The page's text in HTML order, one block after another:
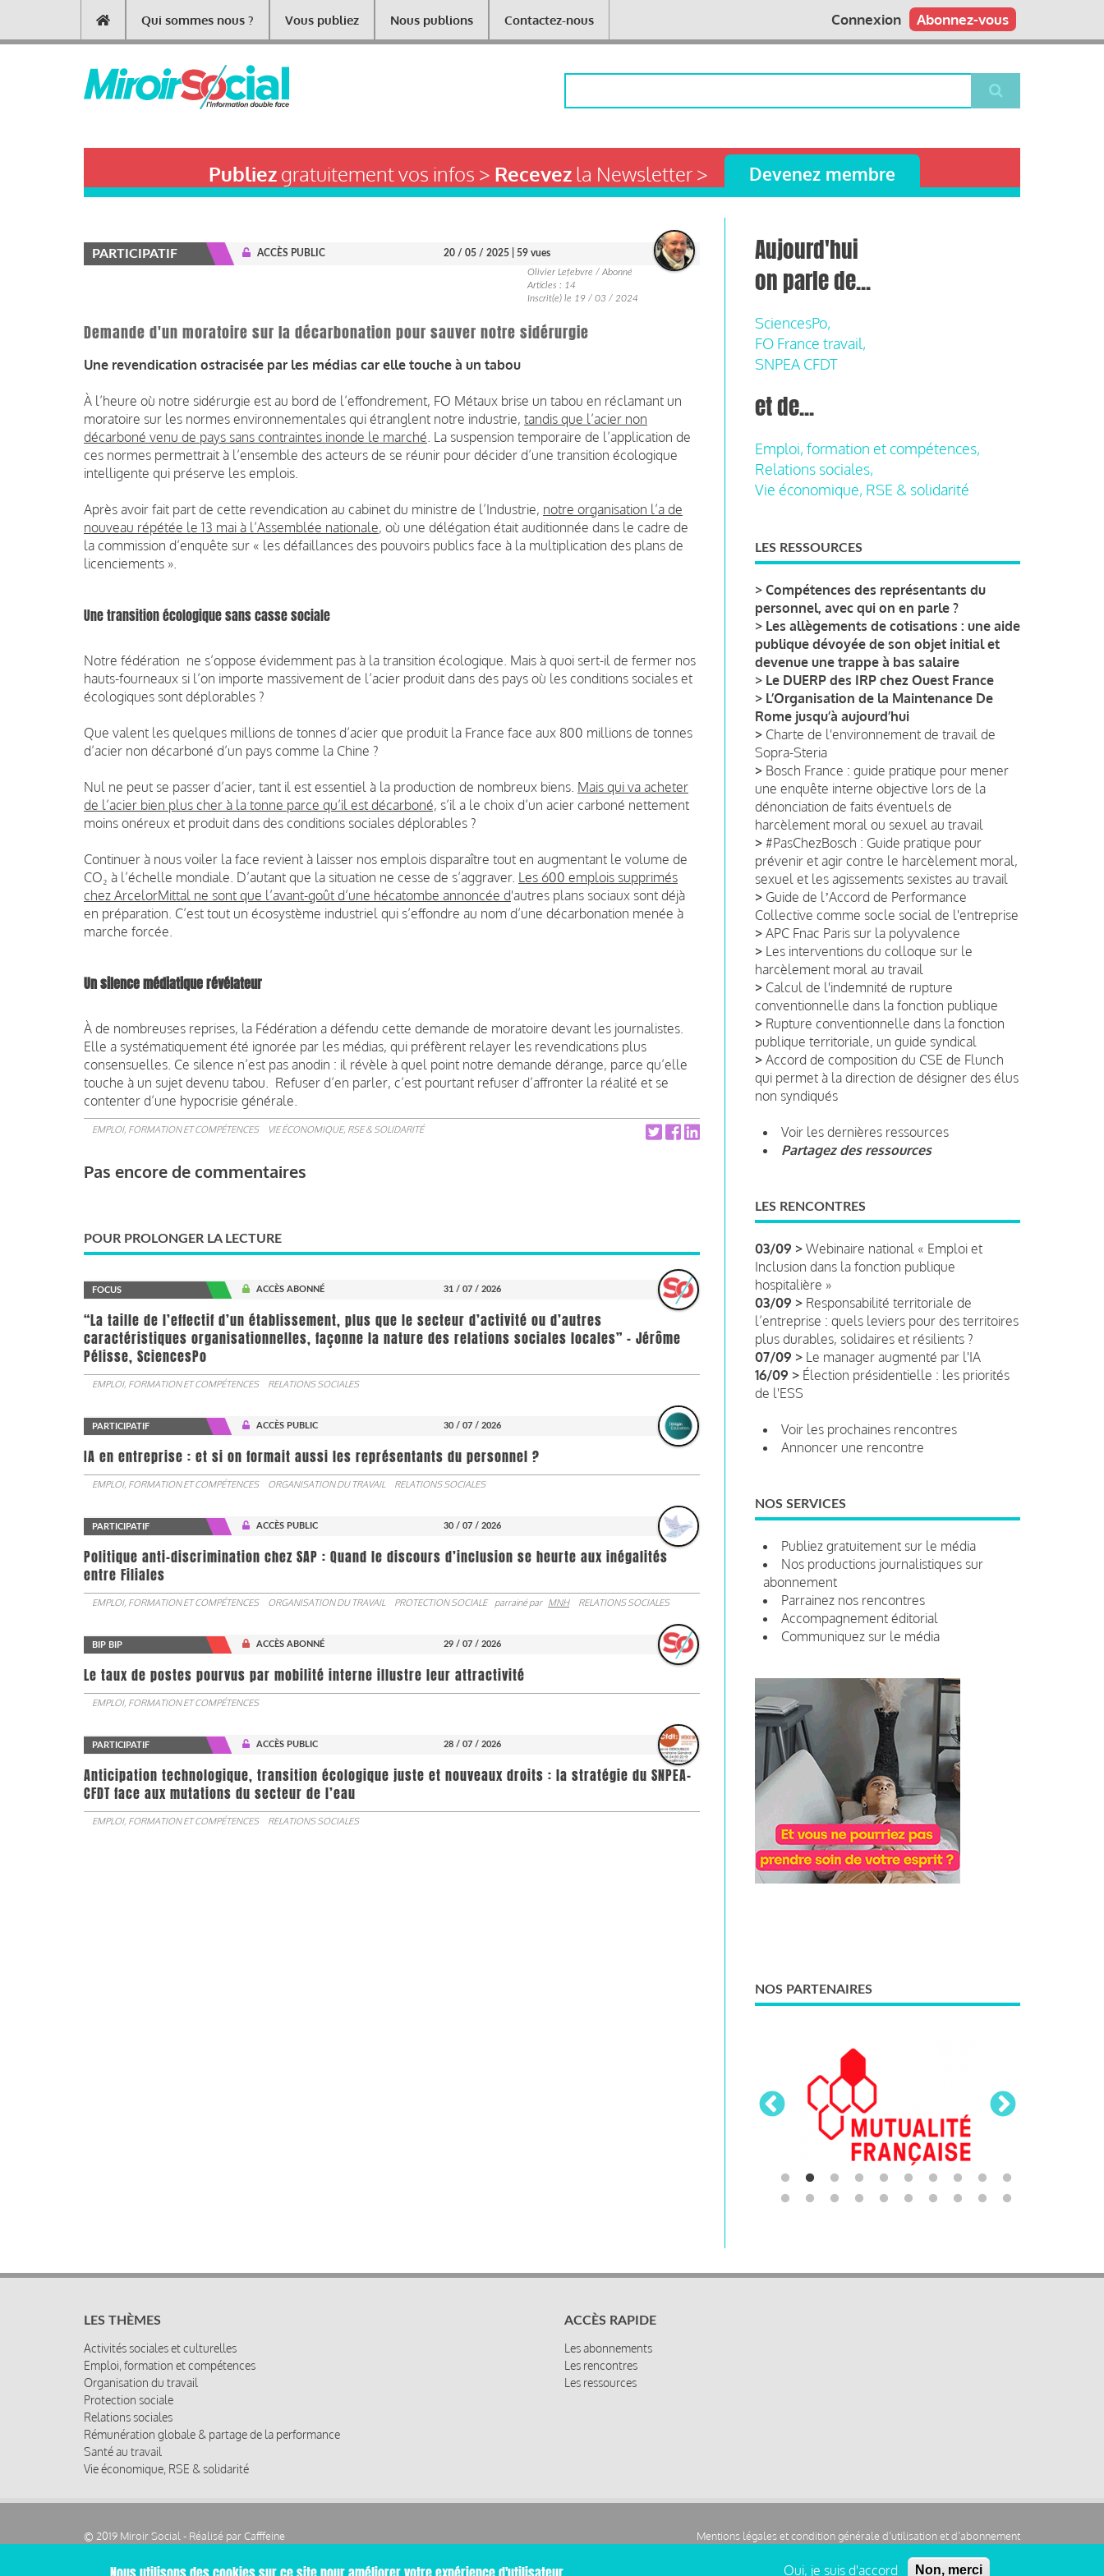
contenu
Main
navigation
Qui sommes nous ? Vous publiez Nous publions Contactez-nous Abonnez-vous
Connexion
Publiezgratuitement vos infos > Recevezla Newsletter > Devenez membre
PARTICIPATIF ACCÈS PUBLIC 20 / 05 / 2025
| 59 vues
Olivier Lefebvre / Abonné
Articles : 14
Inscrit(e) le 19 / 03 / 2024
Demande d'un moratoire sur la décarbonation pour sauver notre sidérurgie
Une revendication ostracisée par les médias car elle touche à un tabou
À l’heure où notre sidérurgie est au bord de l’effondrement, FO Métaux brise un tabou en réclamant un
moratoire sur les normes environnementales qui étranglent notre industrie, tandis que l’acier non
décarboné venu de pays sans contraintes inonde le marché . La suspension temporaire de l’application de
ces normes permettrait à l’ensemble des acteurs de se réunir pour décider d’une transition écologique
intelligente qui préserve les emplois.
Après avoir fait part de cette revendication au cabinet du ministre de l’Industrie, notre organisation l’a de
nouveau répétée le 13 mai à l’Assemblée nationale, où une délégation était auditionnée dans le cadre de
la commission d’enquête sur « les défaillances des pouvoirs publics face à la multiplication des plans de
licenciements ».
Une transition écologique sans casse sociale
Notre fédération ne s’oppose évidemment pas à la transition écologique. Mais à quoi sert-il de fermer nos
hauts-fourneaux si l’on importe massivement de l’acier produit dans des pays où les conditions sociales et
écologiques sont déplorables ?
Que valent les quelques millions de tonnes d’acier que produit la France face aux 800 millions de tonnes
d’acier non décarboné d’un pays comme la Chine ?
Nul ne peut se passer d’acier, tant il est essentiel à la production de nombreux biens. Mais qui va acheter
de l’acier bien plus cher à la tonne parce qu’il est décarboné, s’il a le choix d’un acier carboné nettement
moins onéreux et produit dans des conditions sociales déplorables ?
Continuer à nous voiler la face revient à laisser nos emplois disparaître tout en augmentant le volume de
CO₂ à l’échelle mondiale. D’autant que la situation ne cesse de s’aggraver. Les 600 emplois supprimés
chez ArcelorMittal ne sont que l’avant-goût d’une hécatombe annoncée d'autres plans sociaux sont déjà
en préparation. C’est tout un écosystème industriel qui s’effondre au nom d’une décarbonation menée à
marche forcée.
Un silence médiatique révélateur
À de nombreuses reprises, la Fédération a défendu cette demande de moratoire devant les journalistes.
Elle a systématiquement été ignorée par les médias, qui préfèrent relayer les revendications plus
consensuelles. Ce silence n’est pas anodin : il révèle à quel point notre demande dérange, parce qu’elle
touche à un sujet devenu tabou. Refuser d’en parler, c’est pourtant refuser d’affronter la réalité et se
contenter d’une hypocrisie générale.
EMPLOI, FORMATION ET COMPÉTENCES VIE ÉCONOMIQUE, RSE & SOLIDARITÉ
Pas encore de commentaires
POUR PROLONGER LA LECTURE
FOCUS ACCÈS ABONNÉ 31 / 07 / 2026
“La taille de l’effectif d’un établissement, plus que le secteur d’activité ou d’autres
caractéristiques organisationnelles, façonne la nature des relations sociales locales” - Jérôme
Pélisse, SciencesPo
EMPLOI, FORMATION ET COMPÉTENCES RELATIONS SOCIALES
PARTICIPATIF ACCÈS PUBLIC 30 / 07 / 2026
IA en entreprise : et si on formait aussi les représentants du personnel ?
EMPLOI, FORMATION ET COMPÉTENCES ORGANISATION DU TRAVAIL RELATIONS SOCIALES
PARTICIPATIF ACCÈS PUBLIC 30 / 07 / 2026
Politique anti-discrimination chez SAP : Quand le discours d’inclusion se heurte aux inégalités
entre Filiales
EMPLOI, FORMATION ET COMPÉTENCES ORGANISATION DU TRAVAIL PROTECTION SOCIALE parrainé par MNH RELATIONS SOCIALES
BIP BIP ACCÈS ABONNÉ 29 / 07 / 2026
Le taux de postes pourvus par mobilité interne illustre leur attractivité
EMPLOI, FORMATION ET COMPÉTENCES
PARTICIPATIF ACCÈS PUBLIC 28 / 07 / 2026
Anticipation technologique, transition écologique juste et nouveaux droits : la stratégie du SNPEA-
CFDT face aux mutations du secteur de l’eau
EMPLOI, FORMATION ET COMPÉTENCES RELATIONS SOCIALES
Aujourd'hui
on parle de...
SciencesPo,
FO France travail,
SNPEA CFDT
et de...
Emploi, formation et compétences,
Relations sociales,
Vie économique, RSE & solidarité
LES RESSOURCES
> Compétences des représentants du
personnel, avec qui on en parle ?
> Les allègements de cotisations : une aide
publique dévoyée de son objet initial et
devenue une trappe à bas salaire
> Le DUERP des IRP chez Ouest France
> L’Organisation de la Maintenance De
Rome jusqu’à aujourd’hui
> Charte de l'environnement de travail de
Sopra-Steria
> Bosch France : guide pratique pour mener
une enquête interne objective lors de la
dénonciation de faits éventuels de
harcèlement moral ou sexuel au travail
> #PasChezBosch : Guide pratique pour
prévenir et agir contre le harcèlement moral,
sexuel et les agissements sexistes au travail
> Guide de lʼAccord de Performance
Collective comme socle social de l'entreprise
> APC Fnac Paris sur la polyvalence
> Les interventions du colloque sur le
harcèlement moral au travail
> Calcul de l'indemnité de rupture
conventionnelle dans la fonction publique
> Rupture conventionnelle dans la fonction
publique territoriale, un guide syndical
> Accord de composition du CSE de Flunch
qui permet à la direction de désigner des élus
non syndiqués
Voir les dernières ressources
Partagez des ressources
LES RENCONTRES
03/09 > Webinaire national « Emploi et
Inclusion dans la fonction publique
hospitalière »
03/09 > Responsabilité territoriale de
l’entreprise : quels leviers pour des territoires
plus durables, solidaires et résilients ?
07/09 > Le manager augmenté par l'IA
16/09 > Élection présidentielle : les priorités
de l'ESS
Voir les prochaines rencontres
Annoncer une rencontre
NOS SERVICES
Publiez gratuitement sur le média
Nos productions journalistiques sur
abonnement
Parrainez nos rencontres
Accompagnement éditorial
Communiquez sur le média
NOS PARTENAIRES
LES THÈMES
Activités sociales et culturelles
Emploi, formation et compétences
Organisation du travail
Protection sociale
Relations sociales
Rémunération globale & partage de la performance
Santé au travail
Vie économique, RSE & solidarité
ACCÈS RAPIDE
Les abonnements
Les rencontres
Les ressources
© 2019 Miroir Social - Réalisé par Cafffeine
Pied
Mentions légales et condition générale d’utilisation et d’abonnement
Oui, je suis d'accord Non, merci